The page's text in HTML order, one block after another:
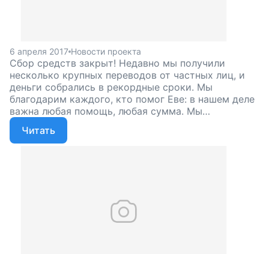
6 апреля 2017 Новости проекта
Сбор средств закрыт! Недавно мы получили
несколько крупных переводов от частных лиц, и
деньги собрались в рекордные сроки. Мы
благодарим каждого, кто помог Еве: в нашем деле
важна любая помощь, любая сумма. Мы
продолжаем следить за состоянием девочки и
будем держать вас в курсе.
Читать